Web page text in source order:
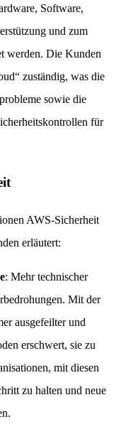
Software,
und zum
werden. Die Kunden
zuständig, was die
sowie die
für
AWS-Sicherheit
erläutert:
: Mehr technischer
Mit der
ausgefeilter und
erschwert, sie zu
mit diesen
zu halten und neue